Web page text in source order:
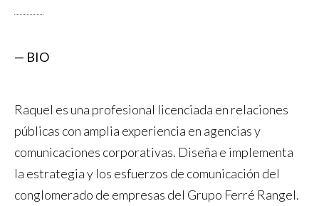
— BIO
Raquel es una profesional licenciada en relaciones
públicas con amplia experiencia en agencias y
comunicaciones corporativas. Diseña e implementa
la estrategia y los esfuerzos de comunicación del
conglomerado de empresas del Grupo Ferré Rangel.